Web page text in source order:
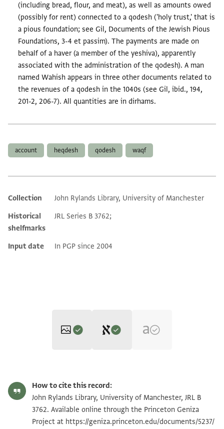
(including bread, flour, and meat), as well as amounts owed
(possibly for rent) connected to a qodesh ('holy trust,' that is
a pious foundation; see Gil, Documents of the Jewish Pious
Foundations, 3-4 et passim). The payments are made on
behalf of a haver (a member of the yeshiva), apparently
associated with the administration of the qodesh). A man
named Wahish appears in three other documents related to
the revenues of a qodesh in the 1040s (see Gil, ibid., 194,
201-2, 206-7). All quantities are in dirhams.
account heqdesh qodesh waqf
Additional metadata
Collection
John Rylands Library, University of Manchester
Historical
shelfmarks
JRL Series B 3762;
Input date In PGP since 2004
J. Marglin's digital edition.
בשמך רח
אלדי וזנתה ען אלחבר ב דרה רבע
ותמן וביד אלזיאת [.] דר ורבע
JRL B 3762 1 / 1 leaf, verso Zoom and Rotate
verso
ענד יוסף עשרה דר גיר רבע
Image Permissions Statement
How to cite this record:
John Rylands Library, University of Manchester, JRL B
3762. Available online through the Princeton Geniza
Project at https://geniza.princeton.edu/documents/5237/